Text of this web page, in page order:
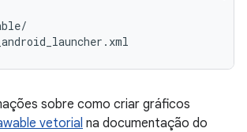
sobre como criar gráficos
vetorial na documentação do